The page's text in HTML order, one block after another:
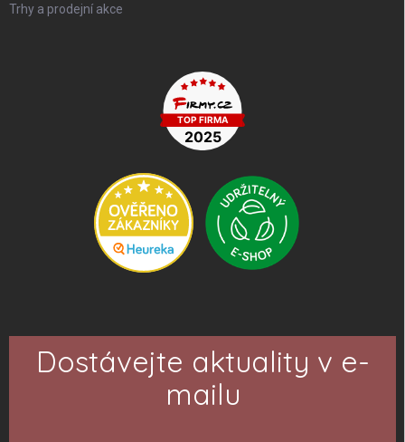
Trhy a prodejní akce
Dostávejte aktuality v e-
mailu